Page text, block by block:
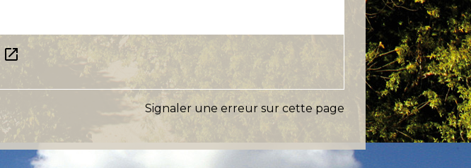
open_in_new
Signaler une erreur sur cette page